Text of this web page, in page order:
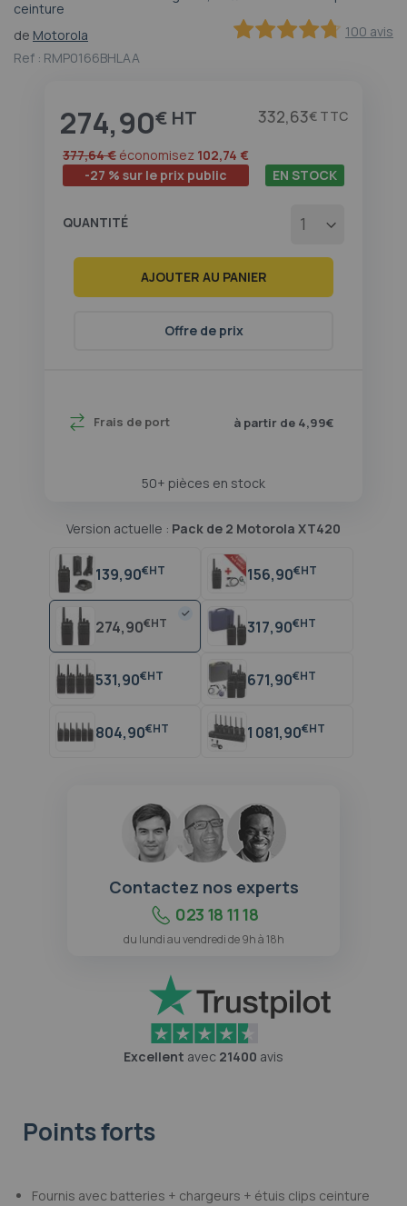
ceinture
100 avis
de Motorola
Ref : RMP0166BHLAA
Frais de port à partir de 4,99€
274,90€ 332,63€
-27 % sur le prix public
377,64 € économisez 102,74 €
50+ pièces en stock
EN STOCK
QUANTITÉ
AJOUTER AU PANIER
Offre de prix
Version actuelle : Pack de 2 Motorola XT420
139,90€ 156,90€
274,90€ 317,90€
531,90€ 671,90€
804,90€ 1 081,90€
au
début
de
la
Contactez nos experts
023 18 11 18
du lundi au vendredi de 9h à 18h
Excellent avec 21400 avis
Points forts
Fournis avec batteries + chargeurs + étuis clips ceinture